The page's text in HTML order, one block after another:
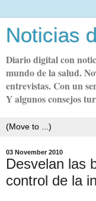
Noticias
Diario digital con
mundo de la salud.
entrevistas. Con un
Y algunos consejos
03 November 2010
Desvelan las
control de la